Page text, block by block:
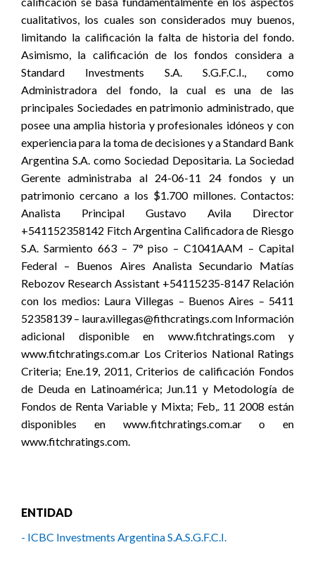
cualitativos, los cuales son considerados muy buenos,
limitando la calificación la falta de historia del fondo.
Asimismo, la calificación de los fondos considera a
Standard Investments S.A. S.G.F.C.I., como
Administradora del fondo, la cual es una de las
principales Sociedades en patrimonio administrado, que
posee una amplia historia y profesionales idóneos y con
experiencia para la toma de decisiones y a Standard Bank
Argentina S.A. como Sociedad Depositaria. La Sociedad
Gerente administraba al 24-06-11 24 fondos y un
patrimonio cercano a los $1.700 millones. Contactos:
Analista Principal Gustavo Avila Director
+541152358142 Fitch Argentina Calificadora de Riesgo
S.A. Sarmiento 663 – 7° piso – C1041AAM – Capital
Federal – Buenos Aires Analista Secundario Matías
Rebozov Research Assistant +54115235-8147 Relación
con los medios: Laura Villegas – Buenos Aires – 5411
52358139 – laura.villegas@fithcratings.com Información
adicional disponible en www.fitchratings.com y
www.fitchratings.com.ar Los Criterios National Ratings
Criteria; Ene.19, 2011, Criterios de calificación Fondos
de Deuda en Latinoamérica; Jun.11 y Metodología de
Fondos de Renta Variable y Mixta; Feb,. 11 2008 están
disponibles en www.fitchratings.com.ar o en
www.fitchratings.com.
ENTIDAD
- ICBC Investments Argentina S.A.S.G.F.C.I.